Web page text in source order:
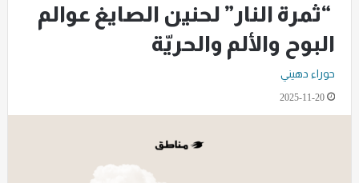
“ثمرة النار” لحنين الصايغ عوالم
البوح والألم والحريّة
حوراء دهيني
2025-11-20